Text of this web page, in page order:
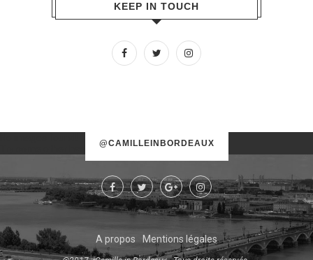
KEEP IN TOUCH
@CAMILLEINBORDEAUX
Try some other hashtag or username
A propos Mentions légales